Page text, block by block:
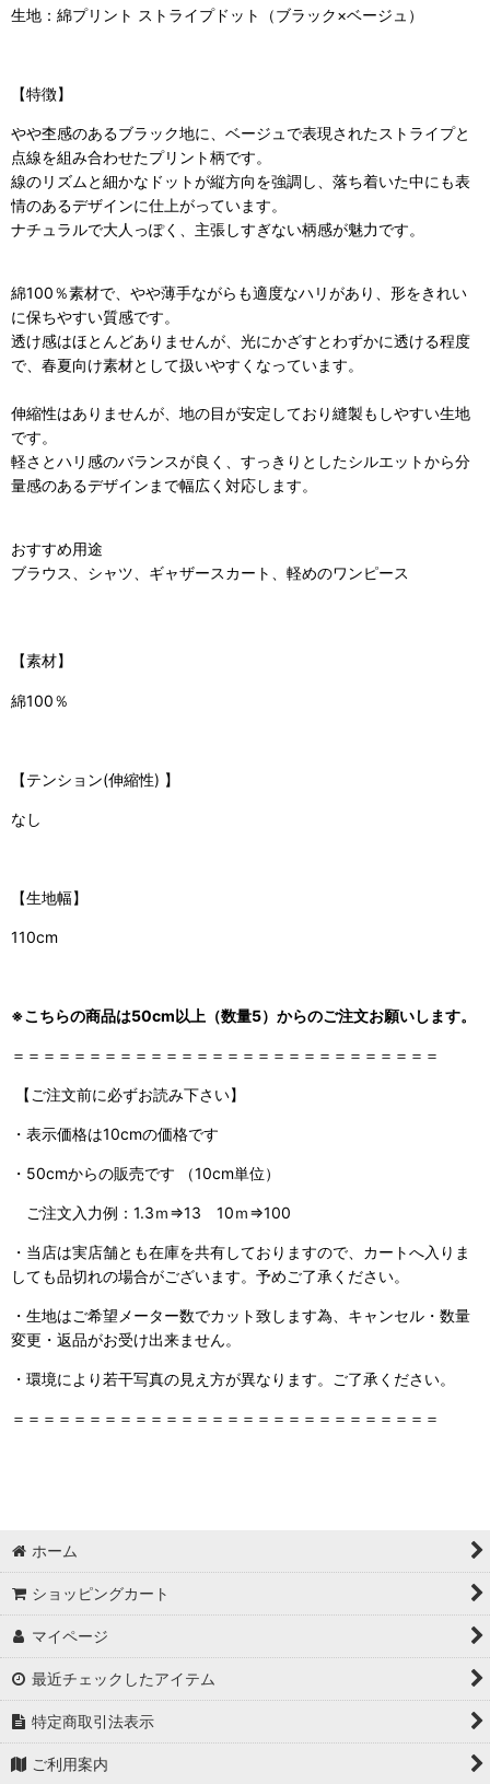
生地：綿プリント ストライプドット（ブラック×ベージュ）
【特徴】
やや杢感のあるブラック地に、ベージュで表現されたストライプと
点線を組み合わせたプリント柄です。
線のリズムと細かなドットが縦方向を強調し、落ち着いた中にも表
情のあるデザインに仕上がっています。
ナチュラルで大人っぽく、主張しすぎない柄感が魅力です。
綿100％素材で、やや薄手ながらも適度なハリがあり、形をきれい
に保ちやすい質感です。
透け感はほとんどありませんが、光にかざすとわずかに透ける程度
で、春夏向け素材として扱いやすくなっています。
伸縮性はありませんが、地の目が安定しており縫製もしやすい生地
です。
軽さとハリ感のバランスが良く、すっきりとしたシルエットから分
量感のあるデザインまで幅広く対応します。
おすすめ用途
ブラウス、シャツ、ギャザースカート、軽めのワンピース
【素材】
綿100％
【テンション(伸縮性) 】
なし
【生地幅】
110cm
※こちらの商品は50cm以上（数量5）からのご注文お願いします。
＝＝＝＝＝＝＝＝＝＝＝＝＝＝＝＝＝＝＝＝＝＝＝＝＝＝＝＝
【ご注文前に必ずお読み下さい】
・表示価格は10cmの価格です
・50cmからの販売です （10cm単位）
ご注文入力例：1.3ｍ⇒13 10ｍ⇒100
・当店は実店舗とも在庫を共有しておりますので、 カートへ入りま
しても品切れの場合がございます。予めご了承ください。
・生地はご希望メーター数でカット致します為、キャンセル・数量
変更・返品がお受け出来ません。
・環境により若干写真の見え方が異なります。ご了承ください。
＝＝＝＝＝＝＝＝＝＝＝＝＝＝＝＝＝＝＝＝＝＝＝＝＝＝＝＝
ホーム
ショッピングカート
マイページ
最近チェックしたアイテム
特定商取引法表示
ご利用案内